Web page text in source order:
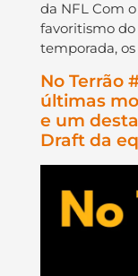
da NFL Com
favoritismo do
temporada,
No Terrão
últimas
e um
Draft da